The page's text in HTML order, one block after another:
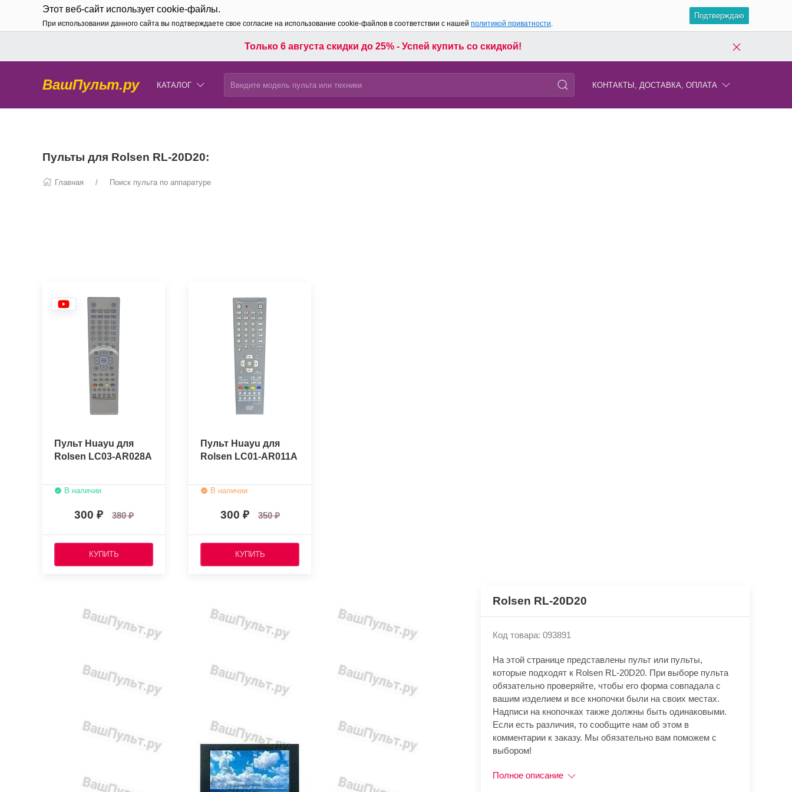
Этот веб-сайт использует cookie-файлы.
При использовании данного сайта вы подтверждаете свое согласие на использование cookie-файлов в соответствии с нашей политикой приватности.
Подтверждаю
Только 6 августа скидки до 25% - Успей купить со скидкой!
ВашПульт.ру КАТАЛОГ КОНТАКТЫ, ДОСТАВКА, ОПЛАТА
Пульты для Rolsen RL-20D20:
Главная Поиск пульта по аппаратуре
Пульт Huayu для
Rolsen LC03-AR028A
В наличии
300 380
КУПИТЬ
Пульт Huayu для
Rolsen LC01-AR011A
В наличии
300 350
КУПИТЬ
Rolsen RL-20D20
Код товара: 093891
На этой странице представлены пульт или пульты,
которые подходят к Rolsen RL-20D20. При выборе пульта
обязательно проверяйте, чтобы его форма совпадала с
вашим изделием и все кнопочки были на своих местах.
Надписи на кнопочках также должны быть одинаковыми.
Если есть различия, то сообщите нам об этом в
комментарии к заказу. Мы обязательно вам поможем с
выбором!
Полное описание